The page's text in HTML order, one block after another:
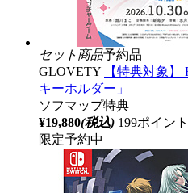
セット商品予約品
GLOVETY
【特典対象
キーホルダー」
ソフマップ特典
¥19,880(税込) 199ポイン
限定予約中